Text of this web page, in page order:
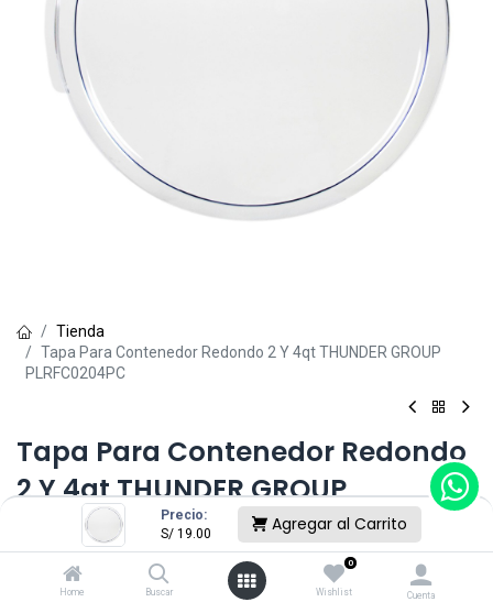
Precio:
S/ 19.00 Agregar al Carrito
Home Buscar
0
Wishlist Cuenta
Tienda
Tapa Para Contenedor Redondo 2 Y 4qt THUNDER GROUP
PLRFC0204PC
Tapa Para Contenedor Redondo
2 Y 4qt THUNDER GROUP
PLRFC0204PC
(0 reseña)
19.00